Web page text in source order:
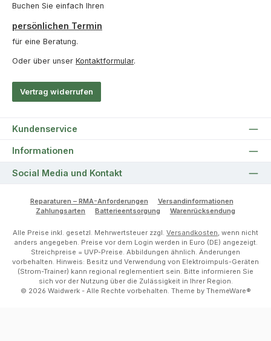
Buchen Sie einfach Ihren
persönlichen Termin
für eine Beratung.
Oder über unser Kontaktformular.
Vertrag widerrufen
Kundenservice
Informationen
Social Media und Kontakt
Reparaturen – RMA-Anforderungen
Versandinformationen
Zahlungsarten
Batterieentsorgung Warenrücksendung
Alle Preise inkl. gesetzl. Mehrwertsteuer zzgl. Versandkosten, wenn nicht
anders angegeben. Preise vor dem Login werden in Euro (DE) angezeigt.
Streichpreise = UVP-Preise. Abbildungen ähnlich. Änderungen
vorbehalten. Hinweis: Besitz und Verwendung von Elektroimpuls-Geräten
(Strom-Trainer) kann regional reglementiert sein. Bitte informieren Sie
sich vor der Nutzung über die Zulässigkeit in Ihrer Region.
© 2026 Waidwerk - Alle Rechte vorbehalten. Theme by ThemeWare®